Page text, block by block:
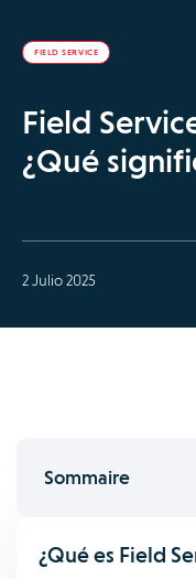
FIELD SERVICE
Field
¿Qué
2 Julio 2025
Sommaire
¿Qué es Field